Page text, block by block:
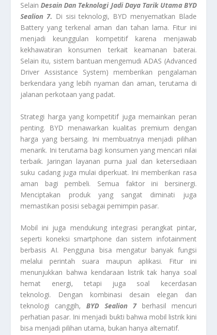
Selain Desain Dan Teknologi Jadi Daya Tarik Utama BYD
Sealion 7. Di sisi teknologi, BYD menyematkan Blade
Battery yang terkenal aman dan tahan lama. Fitur ini
menjadi keunggulan kompetitif karena menjawab
kekhawatiran konsumen terkait keamanan baterai.
Selain itu, sistem bantuan mengemudi ADAS (Advanced
Driver Assistance System) memberikan pengalaman
berkendara yang lebih nyaman dan aman, terutama di
jalanan perkotaan yang padat.
Strategi harga yang kompetitif juga memainkan peran
penting. BYD menawarkan kualitas premium dengan
harga yang bersaing. Ini membuatnya menjadi pilihan
menarik. Ini terutama bagi konsumen yang mencari nilai
terbaik. Jaringan layanan purna jual dan ketersediaan
suku cadang juga mulai diperkuat. Ini memberikan rasa
aman bagi pembeli. Semua faktor ini bersinergi.
Menciptakan produk yang sangat diminati juga
memastikan posisi sebagai pemimpin pasar.
Mobil ini juga mendukung integrasi perangkat pintar,
seperti koneksi smartphone dan sistem infotainment
berbasis AI. Pengguna bisa mengatur banyak fungsi
melalui perintah suara maupun aplikasi. Fitur ini
menunjukkan bahwa kendaraan listrik tak hanya soal
hemat energi, tetapi juga soal kecerdasan
teknologi. Dengan kombinasi desain elegan dan
teknologi canggih,BYD Sealion 7berhasil mencuri
perhatian pasar. Ini menjadi bukti bahwa mobil listrik kini
bisa menjadi pilihan utama, bukan hanya alternatif.